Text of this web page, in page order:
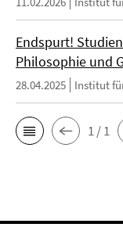
Endspurt!
Philosophie und
28.04.2025 Institut
1 / 1